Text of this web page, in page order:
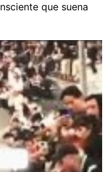
que suena